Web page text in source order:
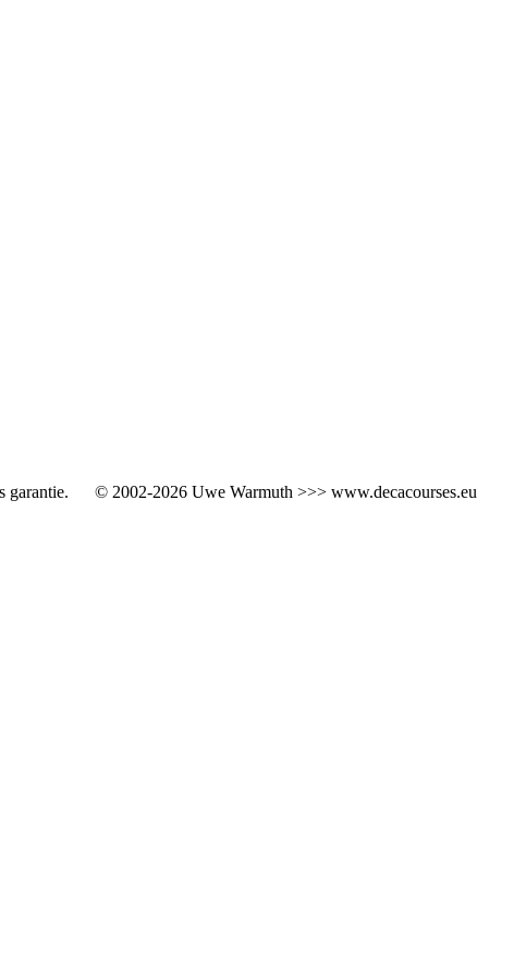
garantie. © 2002-2026 Uwe Warmuth >>> www.decacourses.eu